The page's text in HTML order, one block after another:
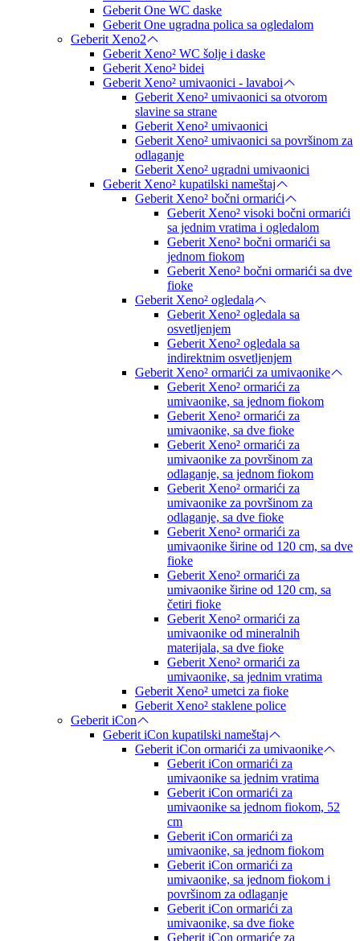
Geberit One WC daske
Geberit One ugradna polica sa ogledalom
Geberit Xeno2
Geberit Xeno² WC šolje i daske
Geberit Xeno² bidei
Geberit Xeno² umivaonici - lavaboi
Geberit Xeno² umivaonici sa otvorom
slavine sa strane
Geberit Xeno² umivaonici
Geberit Xeno² umivaonici sa površinom za
odlaganje
Geberit Xeno² ugradni umivaonici
Geberit Xeno² kupatilski nameštaj
Geberit Xeno² bočni ormarići
Geberit Xeno² visoki bočni ormarići
sa jednim vratima i ogledalom
Geberit Xeno² bočni ormarići sa
jednom fiokom
Geberit Xeno² bočni ormarići sa dve
fioke
Geberit Xeno² ogledala
Geberit Xeno² ogledala sa
osvetljenjem
Geberit Xeno² ogledala sa
indirektnim osvetljenjem
Geberit Xeno² ormarići za umivaonike
Geberit Xeno² ormarići za
umivaonike, sa jednom fiokom
Geberit Xeno² ormarići za
umivaonike, sa dve fioke
Geberit Xeno² ormarići za
umivaonike za površinom za
odlaganje, sa jednom fiokom
Geberit Xeno² ormarići za
umivaonike za površinom za
odlaganje, sa dve fioke
Geberit Xeno² ormarići za
umivaonike širine od 120 cm, sa dve
fioke
Geberit Xeno² ormarići za
umivaonike širine od 120 cm, sa
četiri fioke
Geberit Xeno² ormarići za
umivaonike od mineralnih
materijala, sa dve fioke
Geberit Xeno² ormarići za
umivaonike, sa jednim vratima
Geberit Xeno² umetci za fioke
Geberit Xeno² staklene police
Geberit iCon
Geberit iCon kupatilski nameštaj
Geberit iCon ormarići za umivaonike
Geberit iCon ormarići za
umivaonike sa jednim vratima
Geberit iCon ormarići za
umivaonike sa jednom fiokom, 52
cm
Geberit iCon ormarići za
umivaonike, sa jednom fiokom
Geberit iCon ormarići za
umivaonike, sa jednom fiokom i
površinom za odlaganje
Geberit iCon ormarići za
umivaonike, sa dve fioke
Geberit iCon ormariće za